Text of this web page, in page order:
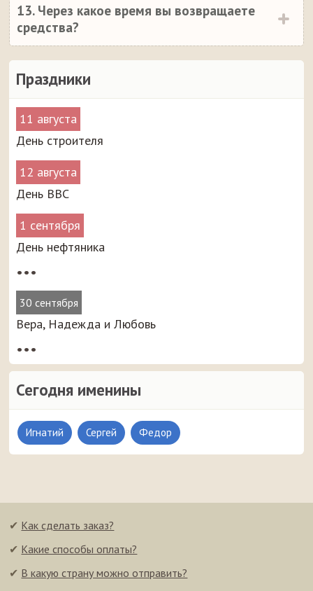
Праздники
11 августа
День строителя
12 августа
День ВВС
1 сентября
День нефтяника
•••
30 сентября
Вера, Надежда и Любовь
•••
Сегодня именины
Игнатий Сергей Федор
13. Через какое время вы возвращаете
средства?
✔ Как сделать заказ?
✔ Какие способы оплаты?
✔ В какую страну можно отправить?